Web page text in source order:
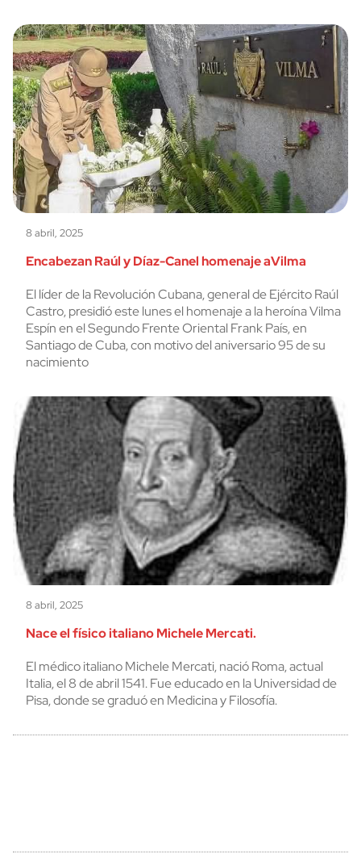
8 abril, 2025
Encabezan Raúl y Díaz-Canel homenaje aVilma
El líder de la Revolución Cubana, general de Ejército Raúl
Castro, presidió este lunes el homenaje a la heroína Vilma
Espín en el Segundo Frente Oriental Frank País, en
Santiago de Cuba, con motivo del aniversario 95 de su
nacimiento
8 abril, 2025
Nace el físico italiano Michele Mercati.
El médico italiano Michele Mercati, nació Roma, actual
Italia, el 8 de abril 1541. Fue educado en la Universidad de
Pisa, donde se graduó en Medicina y Filosofía.